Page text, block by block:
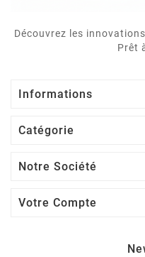
Découvrez les
Prêt
Informations
Catégorie
Notre Société
Votre Compte